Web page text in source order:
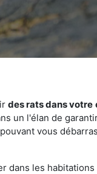
des rats dans votre
un l'élan de
vous
dans les